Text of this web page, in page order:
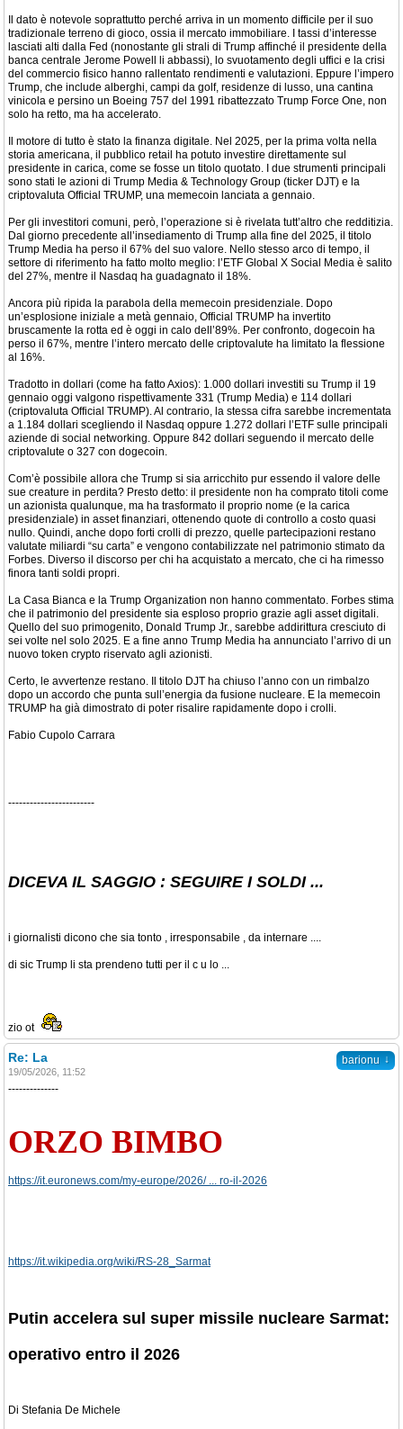
Il dato è notevole soprattutto perché arriva in un momento difficile per il suo
tradizionale terreno di gioco, ossia il mercato immobiliare. I tassi d’interesse
lasciati alti dalla Fed (nonostante gli strali di Trump affinché il presidente della
banca centrale Jerome Powell li abbassi), lo svuotamento degli uffici e la crisi
del commercio fisico hanno rallentato rendimenti e valutazioni. Eppure l’impero
Trump, che include alberghi, campi da golf, residenze di lusso, una cantina
vinicola e persino un Boeing 757 del 1991 ribattezzato Trump Force One, non
solo ha retto, ma ha accelerato.
Il motore di tutto è stato la finanza digitale. Nel 2025, per la prima volta nella
storia americana, il pubblico retail ha potuto investire direttamente sul
presidente in carica, come se fosse un titolo quotato. I due strumenti principali
sono stati le azioni di Trump Media & Technology Group (ticker DJT) e la
criptovaluta Official TRUMP, una memecoin lanciata a gennaio.
Per gli investitori comuni, però, l’operazione si è rivelata tutt’altro che redditizia.
Dal giorno precedente all’insediamento di Trump alla fine del 2025, il titolo
Trump Media ha perso il 67% del suo valore. Nello stesso arco di tempo, il
settore di riferimento ha fatto molto meglio: l’ETF Global X Social Media è salito
del 27%, mentre il Nasdaq ha guadagnato il 18%.
Ancora più ripida la parabola della memecoin presidenziale. Dopo
un’esplosione iniziale a metà gennaio, Official TRUMP ha invertito
bruscamente la rotta ed è oggi in calo dell’89%. Per confronto, dogecoin ha
perso il 67%, mentre l’intero mercato delle criptovalute ha limitato la flessione
al 16%.
Tradotto in dollari (come ha fatto Axios): 1.000 dollari investiti su Trump il 19
gennaio oggi valgono rispettivamente 331 (Trump Media) e 114 dollari
(criptovaluta Official TRUMP). Al contrario, la stessa cifra sarebbe incrementata
a 1.184 dollari scegliendo il Nasdaq oppure 1.272 dollari l’ETF sulle principali
aziende di social networking. Oppure 842 dollari seguendo il mercato delle
criptovalute o 327 con dogecoin.
Com’è possibile allora che Trump si sia arricchito pur essendo il valore delle
sue creature in perdita? Presto detto: il presidente non ha comprato titoli come
un azionista qualunque, ma ha trasformato il proprio nome (e la carica
presidenziale) in asset finanziari, ottenendo quote di controllo a costo quasi
nullo. Quindi, anche dopo forti crolli di prezzo, quelle partecipazioni restano
valutate miliardi “su carta” e vengono contabilizzate nel patrimonio stimato da
Forbes. Diverso il discorso per chi ha acquistato a mercato, che ci ha rimesso
finora tanti soldi propri.
La Casa Bianca e la Trump Organization non hanno commentato. Forbes stima
che il patrimonio del presidente sia esploso proprio grazie agli asset digitali.
Quello del suo primogenito, Donald Trump Jr., sarebbe addirittura cresciuto di
sei volte nel solo 2025. E a fine anno Trump Media ha annunciato l’arrivo di un
nuovo token crypto riservato agli azionisti.
Certo, le avvertenze restano. Il titolo DJT ha chiuso l’anno con un rimbalzo
dopo un accordo che punta sull’energia da fusione nucleare. E la memecoin
TRUMP ha già dimostrato di poter risalire rapidamente dopo i crolli.
Fabio Cupolo Carrara
------------------------
DICEVA IL SAGGIO : SEGUIRE I SOLDI ...
i giornalisti dicono che sia tonto , irresponsabile , da internare ....
di sic Trump li sta prendeno tutti per il c u lo ...
zio ot
barionu ↓
Re: La
19/05/2026, 11:52
--------------
ORZO BIMBO
https://it.euronews.com/my-europe/2026/ ... ro-il-2026
https://it.wikipedia.org/wiki/RS-28_Sarmat
Putin accelera sul super missile nucleare Sarmat:
operativo entro il 2026
Di Stefania De Michele